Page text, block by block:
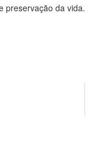
preservação da vida.